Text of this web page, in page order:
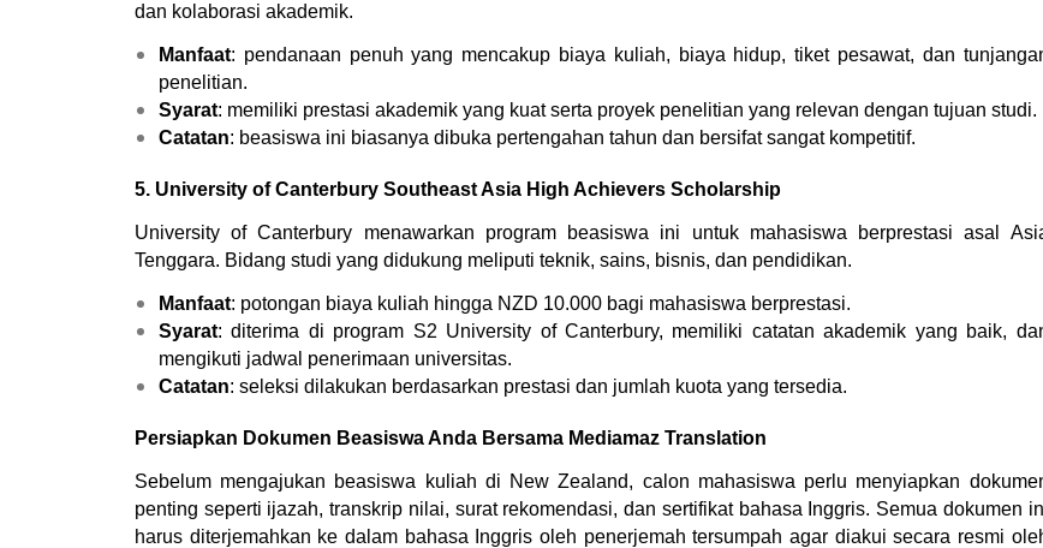
dan kolaborasi akademik.
Manfaat: pendanaan penuh yang mencakup biaya kuliah, biaya hidup, tiket pesawat, dan
penelitian.
Syarat: memiliki prestasi akademik yang kuat serta proyek penelitian yang relevan dengan tujuan studi.
Catatan: beasiswa ini biasanya dibuka pertengahan tahun dan bersifat sangat kompetitif.
5. University of Canterbury Southeast Asia High Achievers Scholarship
University of Canterbury menawarkan program beasiswa ini untuk mahasiswa berprestasi asal
Tenggara. Bidang studi yang didukung meliputi teknik, sains, bisnis, dan pendidikan.
Manfaat: potongan biaya kuliah hingga NZD 10.000 bagi mahasiswa berprestasi.
Syarat: diterima di program S2 University of Canterbury, memiliki catatan akademik yang baik,
mengikuti jadwal penerimaan universitas.
Catatan: seleksi dilakukan berdasarkan prestasi dan jumlah kuota yang tersedia.
Persiapkan Dokumen Beasiswa Anda Bersama Mediamaz Translation
Sebelum mengajukan beasiswa kuliah di New Zealand, calon mahasiswa perlu menyiapkan
penting seperti ijazah, transkrip nilai, surat rekomendasi, dan sertifikat bahasa Inggris. Semua dokumen
harus diterjemahkan ke dalam bahasa Inggris oleh penerjemah tersumpah agar diakui secara resmi